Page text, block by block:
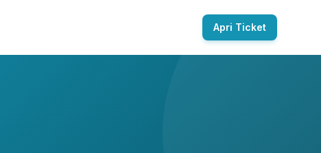
Apri Ticket